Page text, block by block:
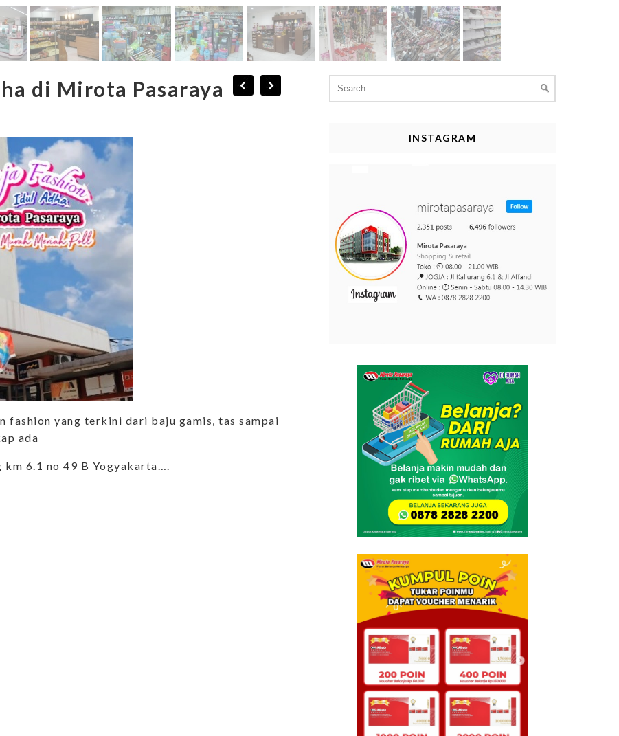
di Mirota Pasaraya
fashion yang terkini dari baju gamis, tas sampai
ada
6.1 no 49 B Yogyakarta….
for:
INSTAGRAM